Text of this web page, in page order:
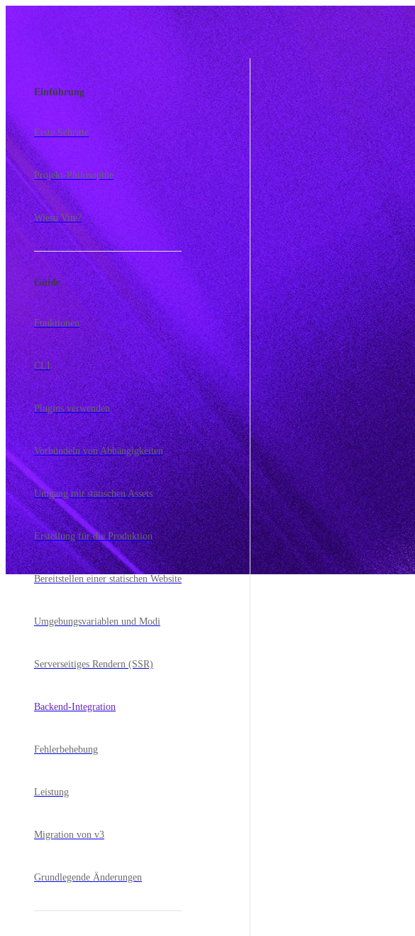
Einführung
Erste Schritte
Projekt-Philosophie
Wieso Vite?
Guide
Funktionen
CLI
Plugins verwenden
Vorbündeln von Abhängigkeiten
Umgang mit statischen Assets
Erstellung für die Produktion
Bereitstellen einer statischen Website
Umgebungsvariablen und Modi
Serverseitiges Rendern (SSR)
Backend-Integration
Fehlerbehebung
Leistung
Migration von v3
Grundlegende Änderungen